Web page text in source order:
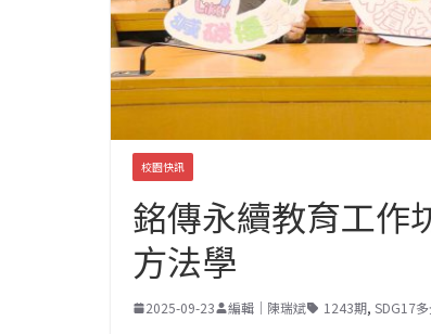
校園快訊
銘傳永續教育工作
方法學
2025-09-23 編輯｜陳瑞斌 1243期, SDG17